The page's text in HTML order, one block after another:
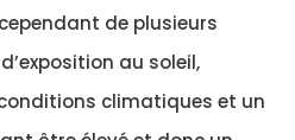
de plusieurs
au soleil,
climatiques et un